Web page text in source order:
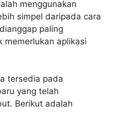
menggunakan
simpel daripada cara
paling
aplikasi
tersedia pada
yang telah
Berikut adalah